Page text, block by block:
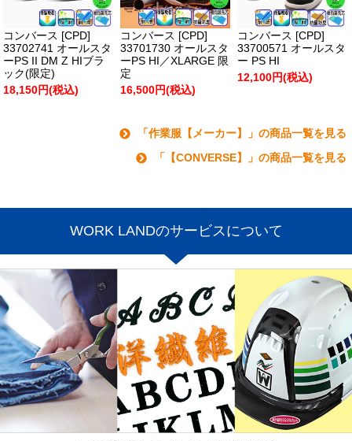
コンバース [CPD]
33702741 オールスタ
ーPS II DM Z HIブラ
ック(限定)
18,150円(税込)
コンバース [CPD]
33701730 オールスタ
ーPS HI／XLARGE 限
定
16,500円(税込)
コンバース [CPD]
33700571 オールスタ
ー PS HI
12,100円(税込)
「作業服【メーカー】」の商品一覧を見る
「【CONVERSE】」の商品一覧を見る
WORK LANDのサービスについて